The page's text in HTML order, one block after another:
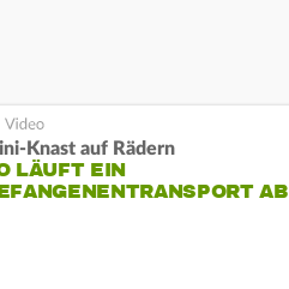
Knast auf Rädern
LÄUFT EIN
AB